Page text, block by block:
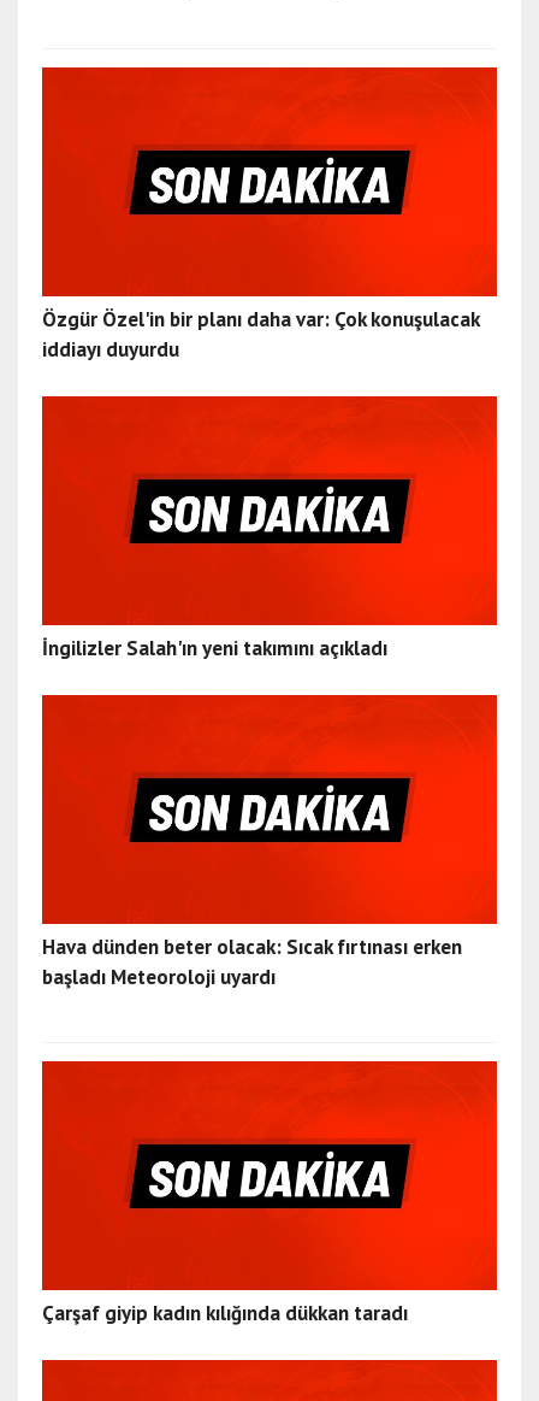
Özgür Özel'in bir planı daha var: Çok konuşulacak
iddiayı duyurdu
İngilizler Salah'ın yeni takımını açıkladı
Hava dünden beter olacak: Sıcak fırtınası erken
başladı Meteoroloji uyardı
Çarşaf giyip kadın kılığında dükkan taradı